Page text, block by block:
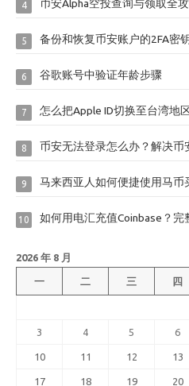
4 币安Alpha空投查询与领取全
5 备份和恢复币安账户的2FA密
6 谷歌账号中验证年龄步骤
7 怎么把Apple ID切换至台湾地
8 币安无法登录怎么办？解决币
9 马来西亚人如何便捷使用马币
10 如何用电汇充值Coinbase？完
2026 年 8 月
一 二 三 四
3 4 5 6
10 11 12 13
17 18 19 20